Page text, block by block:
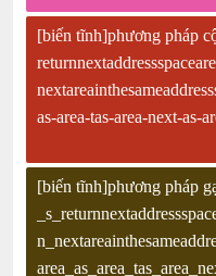
[biến tĩnh]phương pháp
as-area-tas-area-next-
[biến tĩnh]phương pháp